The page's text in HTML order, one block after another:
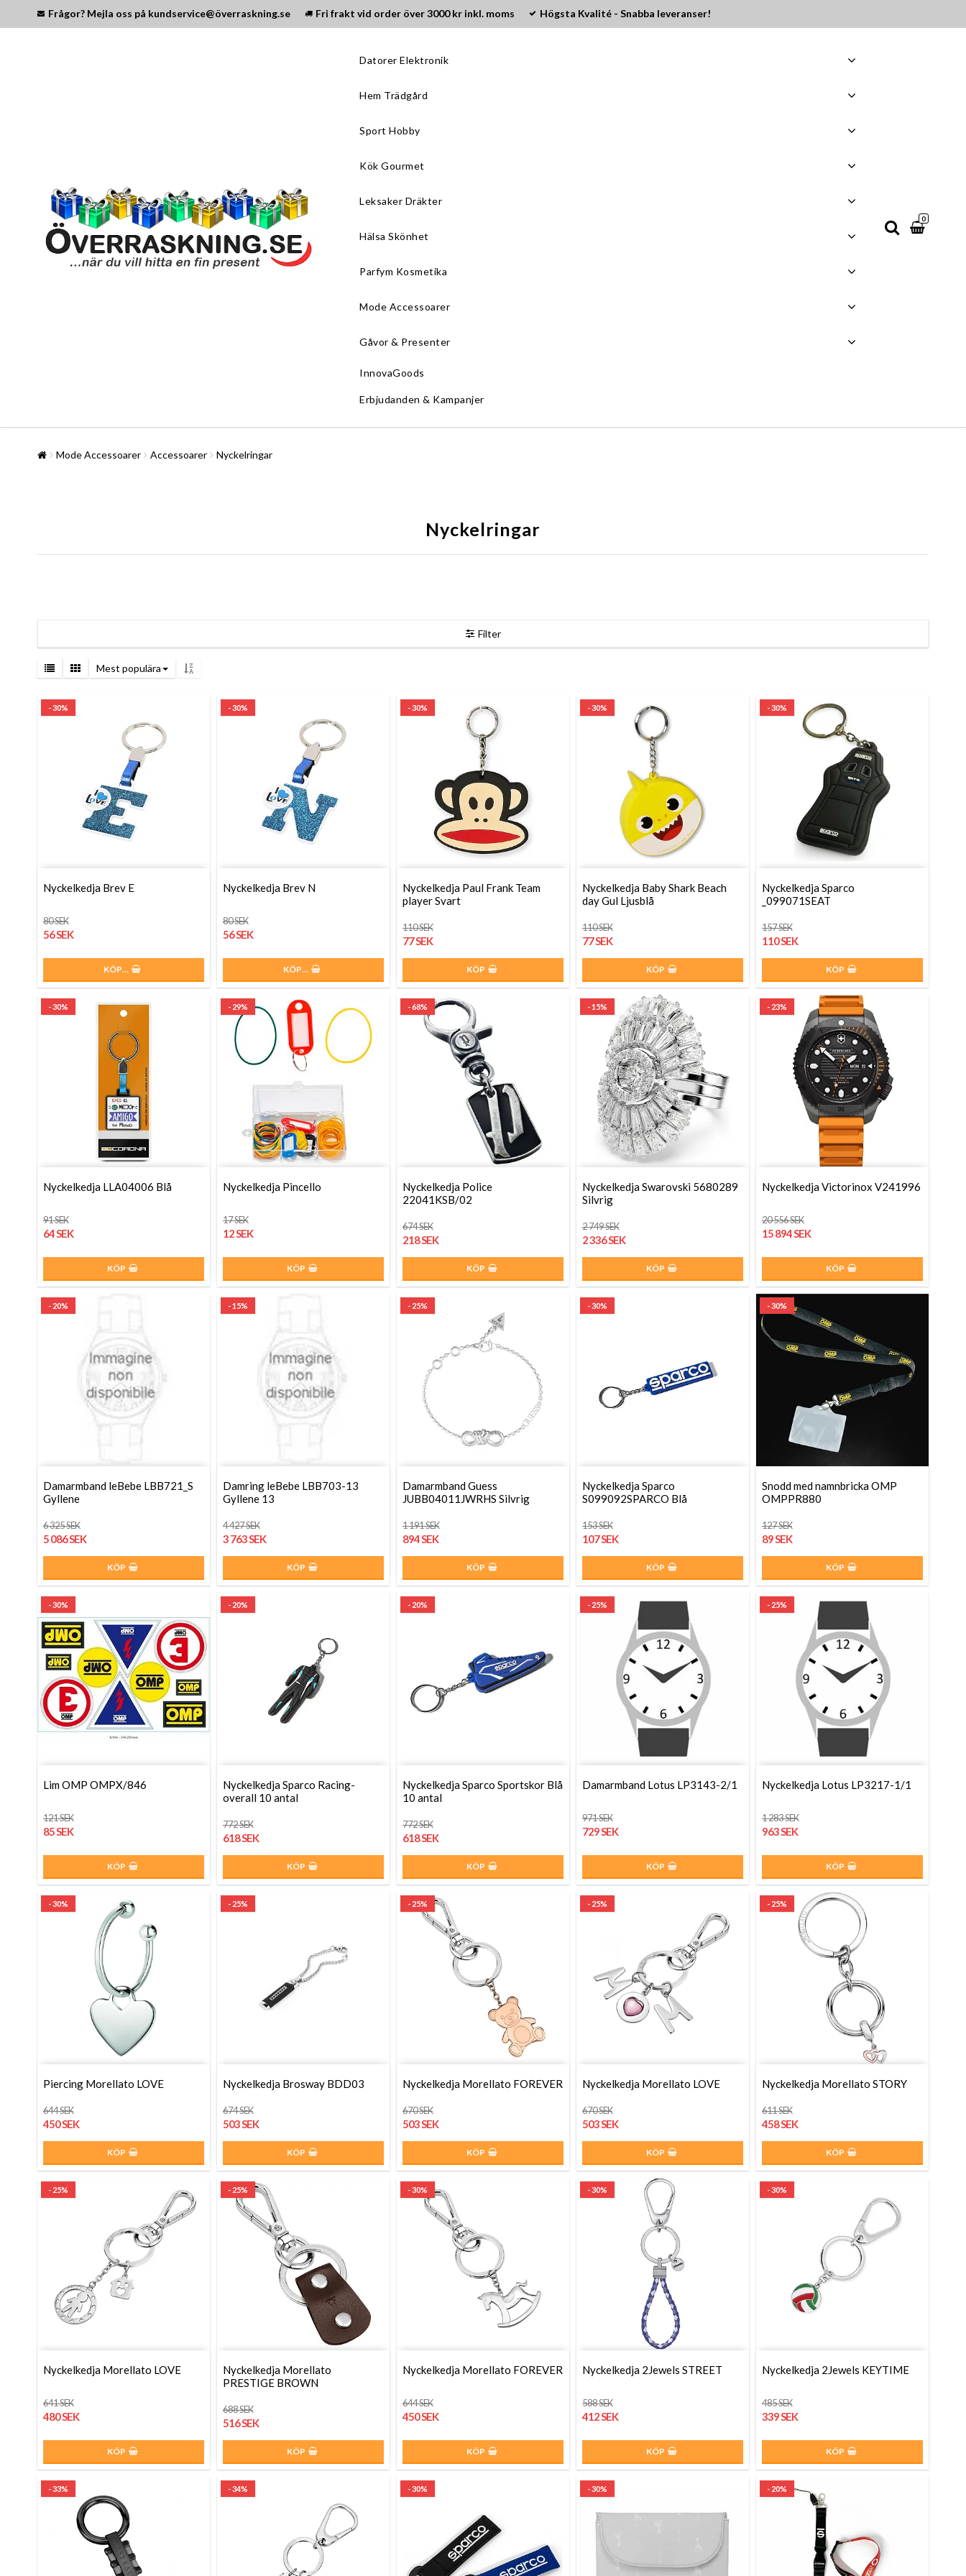
Frågor? Mejla oss på kundservice@överraskning.se Fri frakt vid order över 3000 kr inkl. moms Högsta Kvalité - Snabba leveranser!
Datorer Elektronik
Hem Trädgård
Sport Hobby
Kök Gourmet
Leksaker Dräkter
Hälsa Skönhet
Parfym Kosmetika
Mode Accessoarer
Gåvor & Presenter
InnovaGoods
Erbjudanden & Kampanjer
0
Mode Accessoarer Accessoarer Nyckelringar
Nyckelringar
Filter
Mest populära
- 30%
Nyckelkedja Brev E
80 SEK
56 SEK
KÖP…
- 30%
Nyckelkedja Brev N
80 SEK
56 SEK
KÖP…
- 30%
Nyckelkedja Paul Frank Team
player Svart
110 SEK
77 SEK
KÖP
- 30%
Nyckelkedja Baby Shark Beach
day Gul Ljusblå
110 SEK
77 SEK
KÖP
- 30%
Nyckelkedja Sparco
_099071SEAT
157 SEK
110 SEK
KÖP
- 30%
Nyckelkedja LLA04006 Blå
91 SEK
64 SEK
KÖP
- 29%
Nyckelkedja Pincello
17 SEK
12 SEK
KÖP
- 68%
Nyckelkedja Police
22041KSB/02
674 SEK
218 SEK
KÖP
- 15%
Nyckelkedja Swarovski 5680289
Silvrig
2 749 SEK
2 336 SEK
KÖP
- 23%
Nyckelkedja Victorinox V241996
20 556 SEK
15 894 SEK
KÖP
- 20%
Damarmband leBebe LBB721_S
Gyllene
6 325 SEK
5 086 SEK
KÖP
- 15%
Damring leBebe LBB703-13
Gyllene 13
4 427 SEK
3 763 SEK
KÖP
- 25%
Damarmband Guess
JUBB04011JWRHS Silvrig
1 191 SEK
894 SEK
KÖP
- 30%
Nyckelkedja Sparco
S099092SPARCO Blå
153 SEK
107 SEK
KÖP
- 30%
Snodd med namnbricka OMP
OMPPR880
127 SEK
89 SEK
KÖP
- 30%
Lim OMP OMPX/846
121 SEK
85 SEK
KÖP
- 20%
Nyckelkedja Sparco Racing-
overall 10 antal
772 SEK
618 SEK
KÖP
- 20%
Nyckelkedja Sparco Sportskor Blå
10 antal
772 SEK
618 SEK
KÖP
- 25%
Damarmband Lotus LP3143-2/1
971 SEK
729 SEK
KÖP
- 25%
Nyckelkedja Lotus LP3217-1/1
1 283 SEK
963 SEK
KÖP
- 30%
Piercing Morellato LOVE
644 SEK
450 SEK
KÖP
- 25%
Nyckelkedja Brosway BDD03
674 SEK
503 SEK
KÖP
- 25%
Nyckelkedja Morellato FOREVER
670 SEK
503 SEK
KÖP
- 25%
Nyckelkedja Morellato LOVE
670 SEK
503 SEK
KÖP
- 25%
Nyckelkedja Morellato STORY
611 SEK
458 SEK
KÖP
- 25%
Nyckelkedja Morellato LOVE
641 SEK
480 SEK
KÖP
- 25%
Nyckelkedja Morellato
PRESTIGE BROWN
688 SEK
516 SEK
KÖP
- 30%
Nyckelkedja Morellato FOREVER
644 SEK
450 SEK
KÖP
- 30%
Nyckelkedja 2Jewels STREET
588 SEK
412 SEK
KÖP
- 30%
Nyckelkedja 2Jewels KEYTIME
485 SEK
339 SEK
KÖP
- 33% - 34% - 30% - 30% - 20%